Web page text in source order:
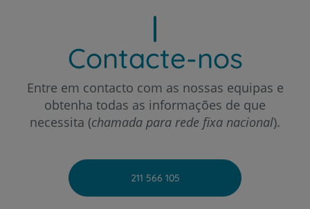
Contacte-nos
Entre em contacto com as nossas equipas e
obtenha todas as informações de que
necessita (chamada para rede fixa nacional).
211 566 105